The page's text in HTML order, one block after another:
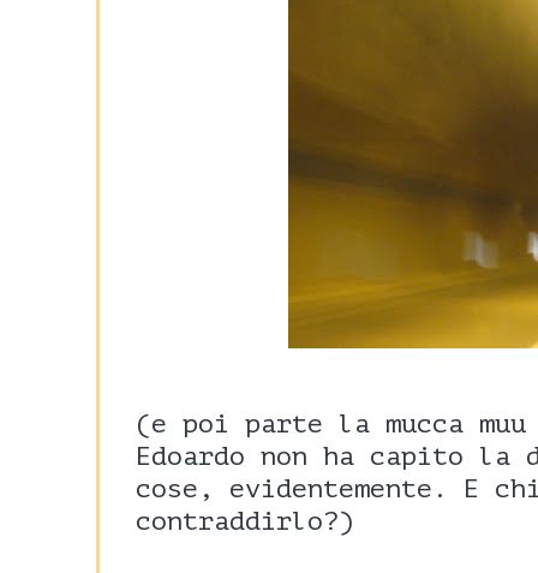
(e poi parte la mucca
Edoardo non ha capito
cose, evidentemente. E
contraddirlo?)